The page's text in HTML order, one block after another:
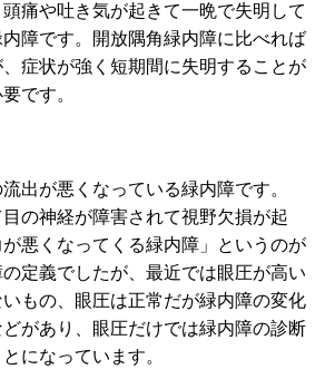
痛や吐き気が起きて一晩で失明して
障です。開放隅角緑内障に比べれば
症状が強く短期間に失明することが
です。
出が悪くなっている緑内障です。
目の神経が障害されて視野欠損が起
悪くなってくる緑内障」というのが
定義でしたが、最近では眼圧が高い
もの、眼圧は正常だが緑内障の変化
があり、眼圧だけでは緑内障の診断
になっています。